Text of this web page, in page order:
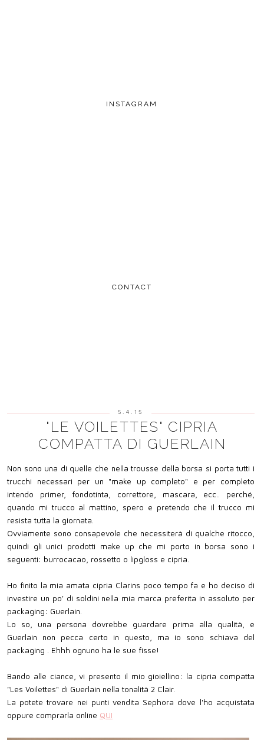
INSTAGRAM
CONTACT
5.4.15
"LE VOILETTES" CIPRIA
COMPATTA DI GUERLAIN
Non sono una di quelle che nella trousse della borsa si porta tutti i
trucchi necessari per un "make up completo" e per completo
intendo primer, fondotinta, correttore, mascara, ecc.. perché,
quando mi trucco al mattino, spero e pretendo che il trucco mi
resista tutta la giornata.
Ovviamente sono consapevole che necessiterà di qualche ritocco,
quindi gli unici prodotti make up che mi porto in borsa sono i
seguenti: burrocacao, rossetto o lipgloss e cipria.
Ho finito la mia amata cipria Clarins poco tempo fa e ho deciso di
investire un po' di soldini nella mia marca preferita in assoluto per
packaging: Guerlain.
Lo so, una persona dovrebbe guardare prima alla qualità, e
Guerlain non pecca certo in questo, ma io sono schiava del
packaging . Ehhh ognuno ha le sue fisse!
Bando alle ciance, vi presento il mio gioiellino: la cipria compatta
"Les Voilettes" di Guerlain nella tonalità 2 Clair.
La potete trovare nei punti vendita Sephora dove l'ho acquistata
oppure comprarla online QUI